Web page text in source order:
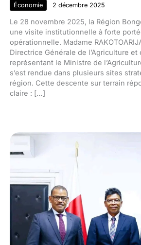
Économie 2 décembre 2025
Le 28 novembre 2025, la Région
une visite institutionnelle à forte
opérationnelle. Madame
Directrice Générale de l’Agriculture et
représentant le Ministre de
s’est rendue dans plusieurs sites
région. Cette descente sur terrain
claire : […]